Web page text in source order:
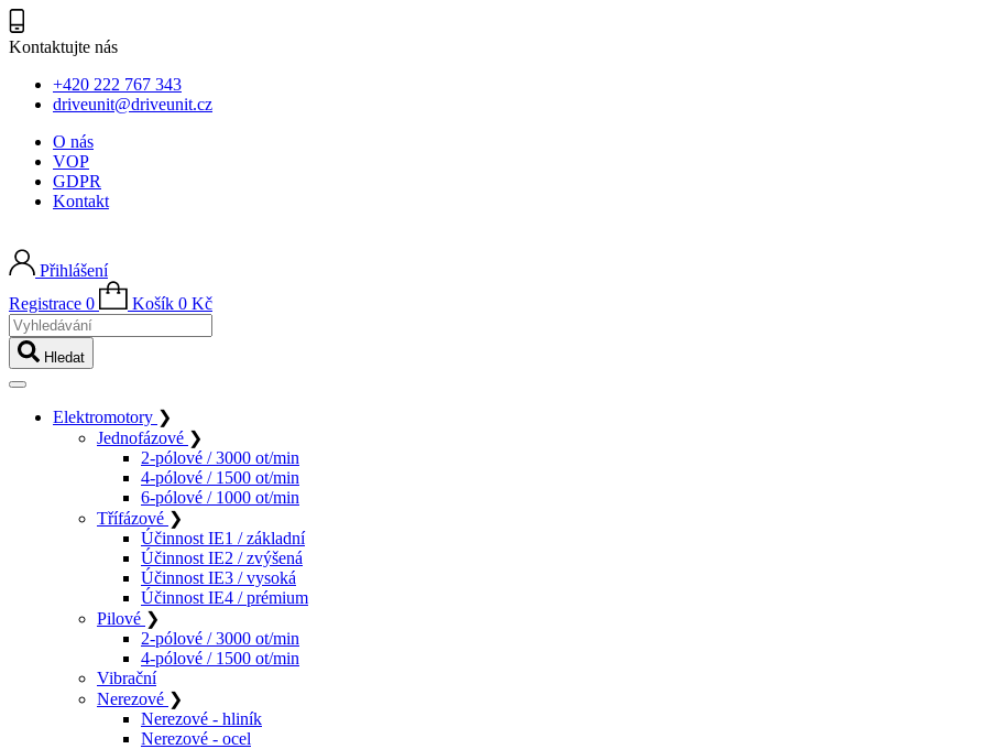
Kontaktujte nás
+420 222 767 343
driveunit@driveunit.cz
O nás
VOP
GDPR
Kontakt
Přihlášení
Registrace 0 Košík 0 Kč
Vyhledávání
Hledat
Elektromotory ❯
Jednofázové ❯
2-pólové / 3000 ot/min
4-pólové / 1500 ot/min
6-pólové / 1000 ot/min
Třífázové ❯
Účinnost IE1 / základní
Účinnost IE2 / zvýšená
Účinnost IE3 / vysoká
Účinnost IE4 / prémium
Pilové ❯
2-pólové / 3000 ot/min
4-pólové / 1500 ot/min
Vibrační
Nerezové ❯
Nerezové - hliník
Nerezové - ocel